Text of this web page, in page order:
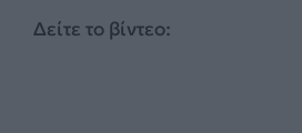
Δείτε το βίντεο: